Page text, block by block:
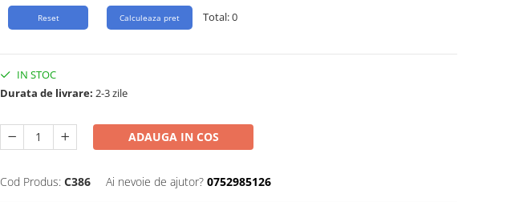
Total:0
IN STOC
Durata de livrare: 2-3 zile
ADAUGA IN COS
Cod Produs: C386 Ai nevoie de ajutor? 0752985126